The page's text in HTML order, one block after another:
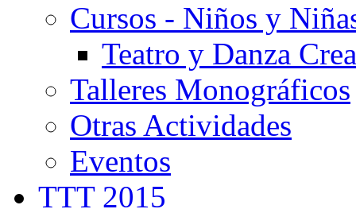
Cursos - Niños y
Teatro y Danza
Talleres Monográficos
Otras Actividades
Eventos
TTT 2015